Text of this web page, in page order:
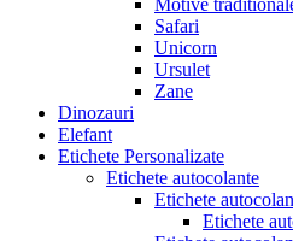
Motive
Safari
Unicorn
Ursulet
Zane
Dinozauri
Elefant
Etichete Personalizate
Etichete autocolante
Etichete
Etichete